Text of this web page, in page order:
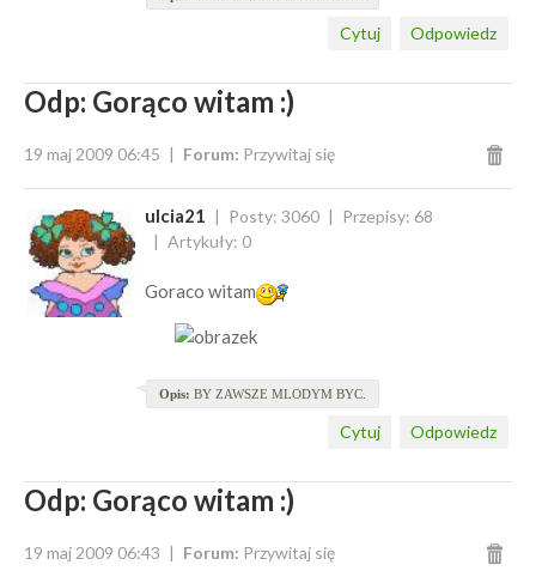
Odpowiedz
Cytuj
Odp: Gorąco witam :)
19 maj 2009 06:45 Forum: Przywitaj się
ulcia21 Posty: 3060
Przepisy: 68
Artykuły: 0
Goraco witam
Opis: BY ZAWSZE MLODYM BYC.
Odpowiedz
Cytuj
Odp: Gorąco witam :)
19 maj 2009 06:43 Forum: Przywitaj się